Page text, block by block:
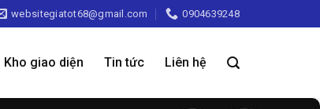
websitegiatot68@gmail.com 0904639248
Kho giao diện Tin tức Liên hệ